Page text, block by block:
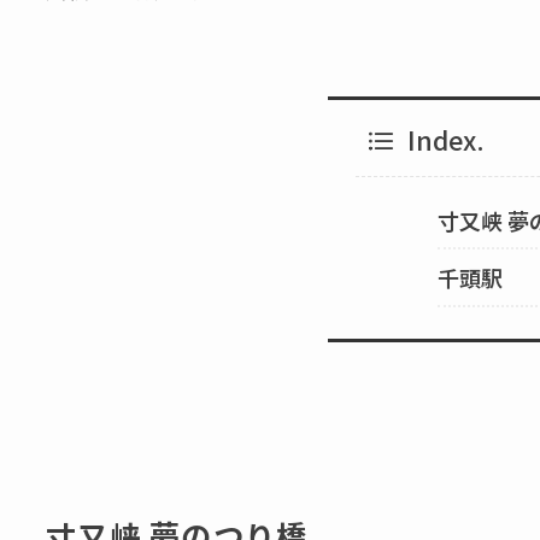
Index.
寸又峡 夢
千頭駅